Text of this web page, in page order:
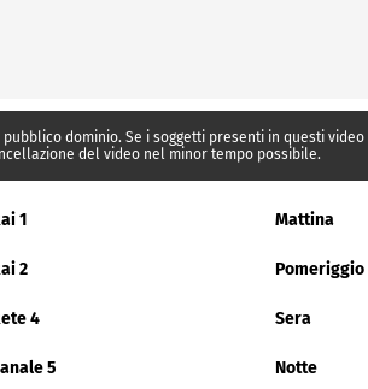
dominio. Se i soggetti presenti in questi
del video nel minor tempo possibile.
1 Mattina
2 Pomeriggio
4 Sera
5 Notte